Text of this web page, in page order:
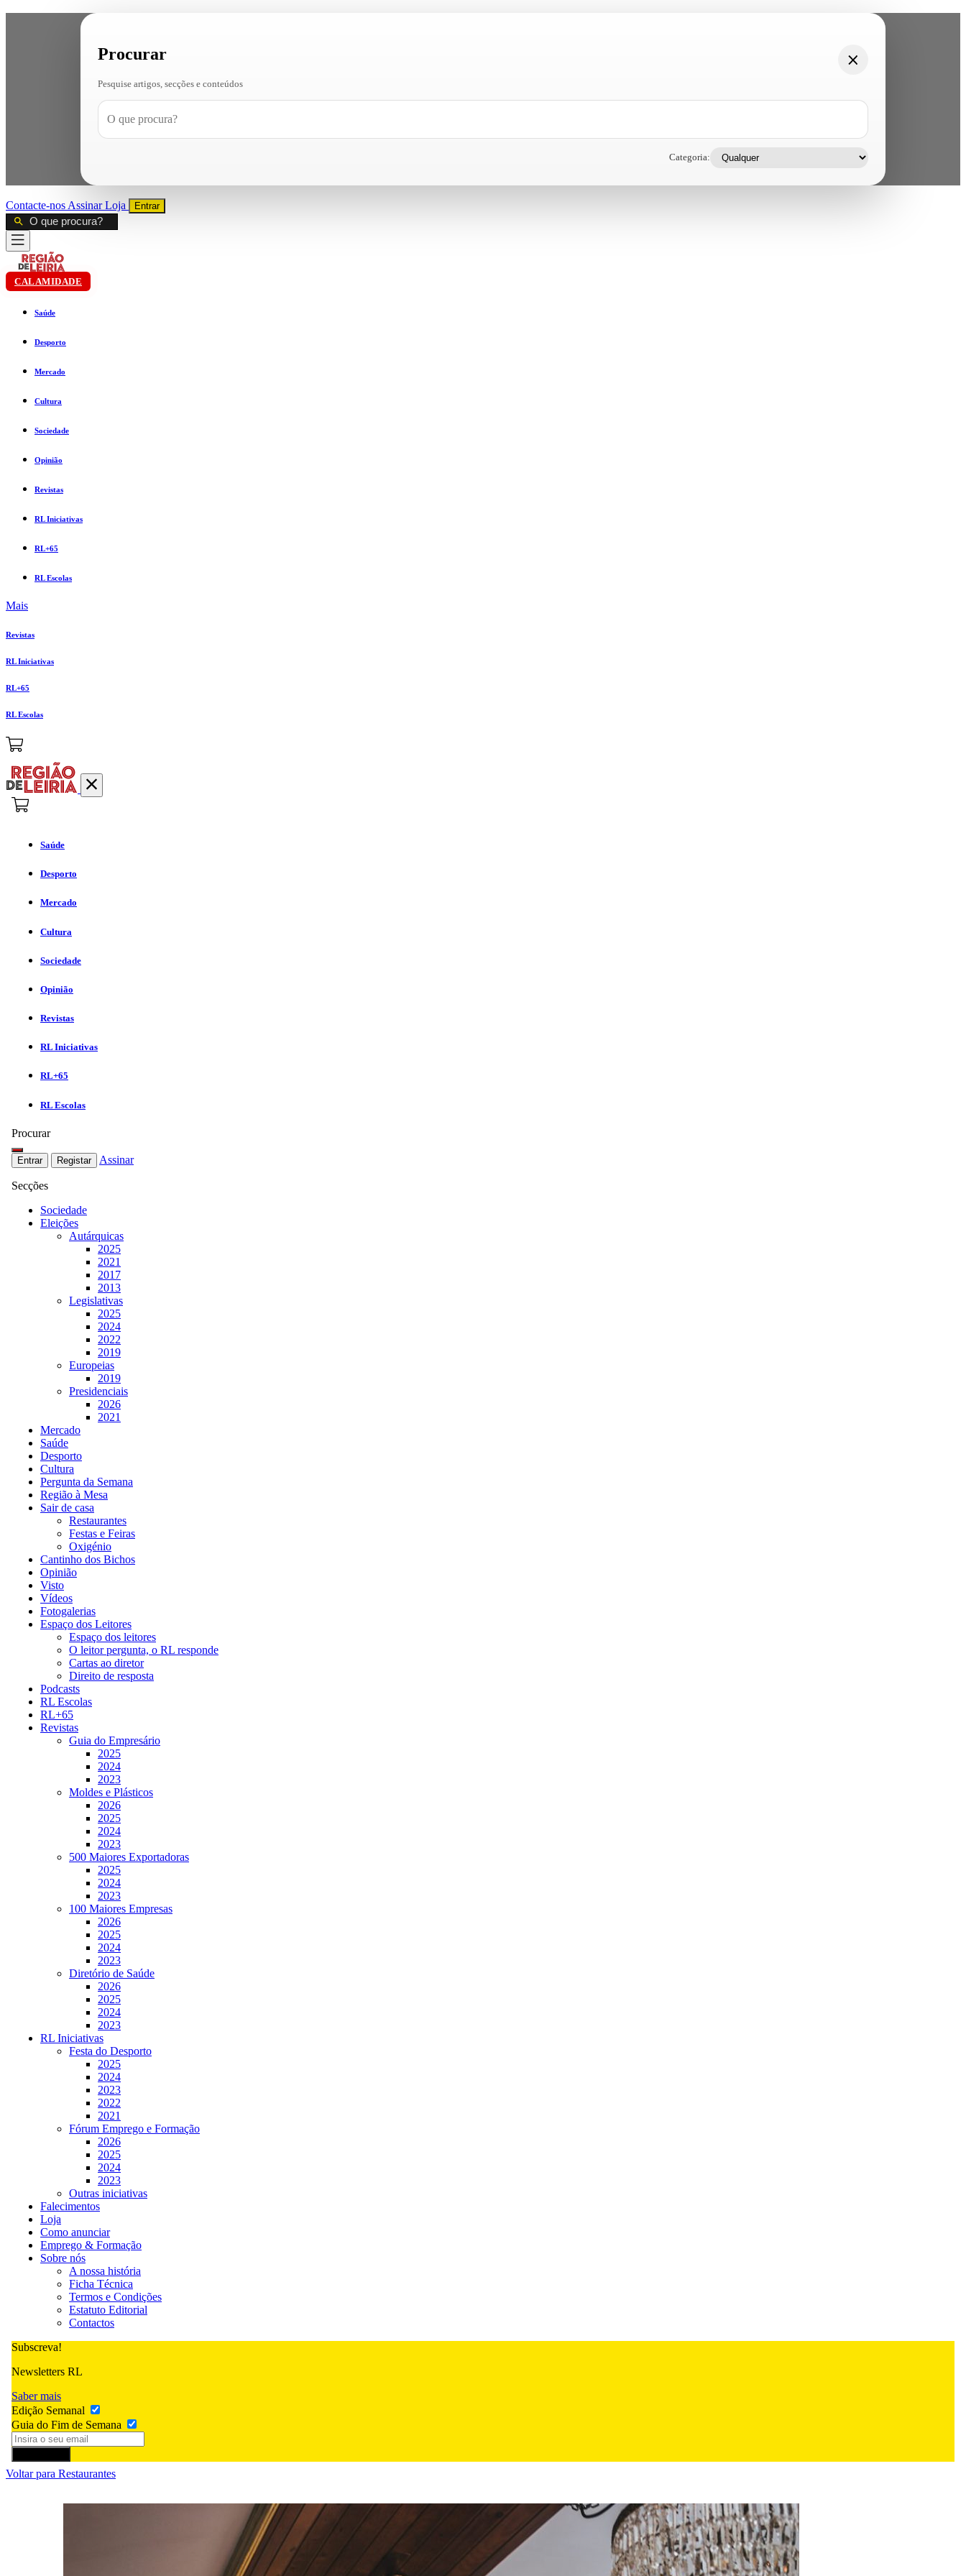
Procurar
Pesquise artigos, secções e conteúdos
Categoria:
Contacte-nos AssinarLoja Entrar
CALAMIDADE
Saúde
Desporto
Mercado
Cultura
Sociedade
Opinião
Revistas
RL Iniciativas
RL+65
RL Escolas
Mais
Revistas
RL Iniciativas
RL+65
RL Escolas
Saúde
Desporto
Mercado
Cultura
Sociedade
Opinião
Revistas
RL Iniciativas
RL+65
RL Escolas
Procurar
Entrar Registar Assinar
Secções
Sociedade
Eleições
Autárquicas
2025
2021
2017
2013
Legislativas
2025
2024
2022
2019
Europeias
2019
Presidenciais
2026
2021
Mercado
Saúde
Desporto
Cultura
Pergunta da Semana
Região à Mesa
Sair de casa
Restaurantes
Festas e Feiras
Oxigénio
Cantinho dos Bichos
Opinião
Visto
Vídeos
Fotogalerias
Espaço dos Leitores
Espaço dos leitores
O leitor pergunta, o RL responde
Cartas ao diretor
Direito de resposta
Podcasts
RL Escolas
RL+65
Revistas
Guia do Empresário
2025
2024
2023
Moldes e Plásticos
2026
2025
2024
2023
500 Maiores Exportadoras
2025
2024
2023
100 Maiores Empresas
2026
2025
2024
2023
Diretório de Saúde
2026
2025
2024
2023
RL Iniciativas
Festa do Desporto
2025
2024
2023
2022
2021
Fórum Emprego e Formação
2026
2025
2024
2023
Outras iniciativas
Falecimentos
Loja
Como anunciar
Emprego & Formação
Sobre nós
A nossa história
Ficha Técnica
Termos e Condições
Estatuto Editorial
Contactos
Subscreva!
Newsletters RL
Saber mais
Edição Semanal
Guia do Fim de Semana
Voltar para Restaurantes